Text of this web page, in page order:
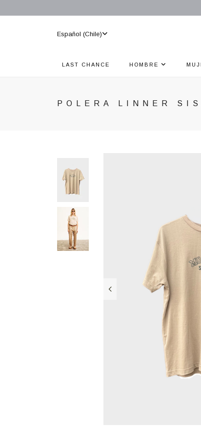
Español (Chile)
LAST CHANCE HOMBRE
POLERA LINNER